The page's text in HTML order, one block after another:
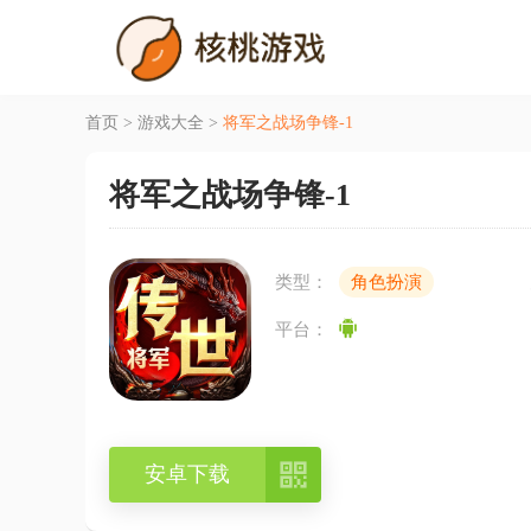
首页 > 游戏大全 > 将军之战场争锋-1
将军之战场争锋-1
类型： 角色扮演
平台：
安卓下载 